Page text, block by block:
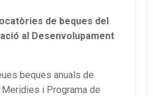
de beques del
al Desenvolupament
beques anuals de
i Programa de